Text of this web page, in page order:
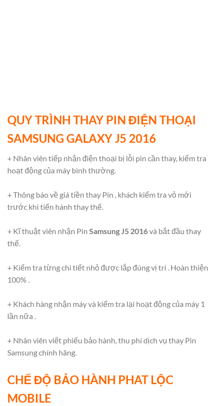
QUY TRÌNH THAY PIN ĐIỆN THOẠI
SAMSUNGGALAXYJ5 2016
+ Nhân viên tiếp nhận điện thoại bị lỗi pin cần thay, kiểm tra
hoạt động của máy bình thường.
+ Thông báo về giá tiền thay Pin , khách kiểm tra vỏ mới
trước khi tiến hành thay thế.
+ Kĩ thuật viên nhận Pin Samsung J5 2016và bắt đầu thay
thế.
+ Kiểm tra từng chi tiết nhỏ được lắp đúng vị trí . Hoàn thiện
100% .
+ Khách hàng nhận máy và kiểm tra lại hoạt động của máy 1
lần nữa .
+ Nhân viên viết phiếu bảo hành, thu phí dịch vụ thay Pin
Samsung chính hãng.
CHẾ ĐỘ BẢO HÀNH PHAT LỘC
MOBILE